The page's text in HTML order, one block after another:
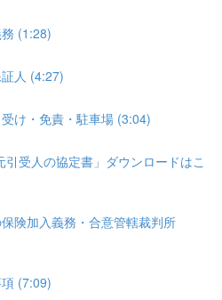
(1:28)
人 (4:27)
け・免責・駐車場 (3:04)
受人の協定書」ダウンロードはこ
険加入義務・合意管轄裁判所
(7:09)